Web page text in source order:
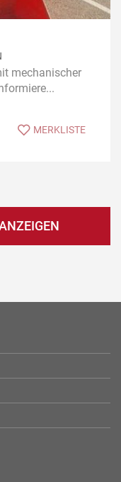
mechanischer
MERKLISTE